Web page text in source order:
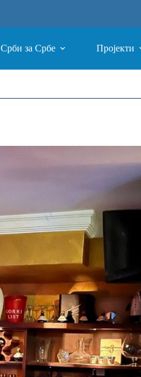
Срби за Србе Пројекти